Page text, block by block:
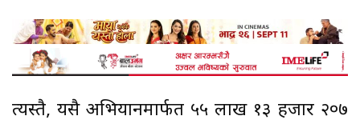
त्यस्तै, यसै अभियानमार्फत ५५ लाख १३ हजार २०७